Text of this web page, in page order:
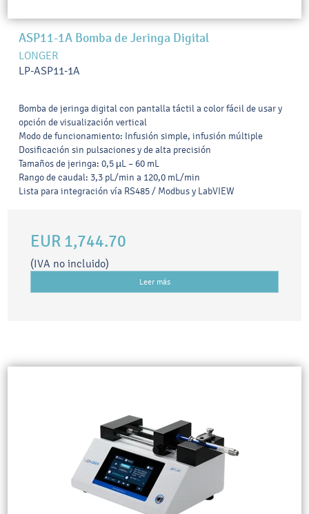
ASP11-1A Bomba de Jeringa Digital
LONGER
LP-ASP11-1A
Bomba de jeringa digital con pantalla táctil a color fácil de usar y
opción de visualización vertical
Modo de funcionamiento: Infusión simple, infusión múltiple
Dosificación sin pulsaciones y de alta precisión
Tamaños de jeringa: 0,5 µL – 60 mL
Rango de caudal: 3,3 pL/min a 120,0 mL/min
Lista para integración vía RS485 / Modbus y LabVIEW
EUR 1,744.70
(IVA no incluido)
Leer más